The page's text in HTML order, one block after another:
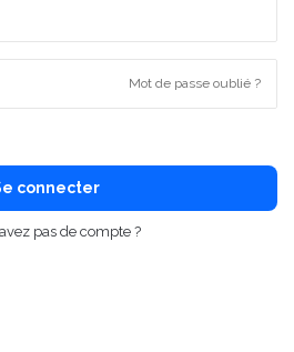
Mot de passe oublié ?
connecter
pas de compte ?